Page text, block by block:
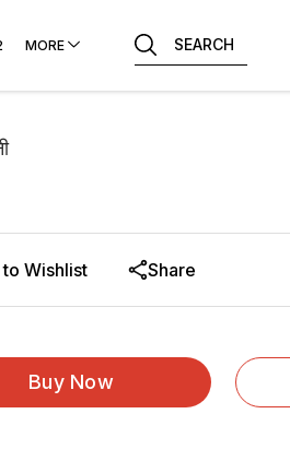
MORE SEARCH
Wishlist Share
Buy Now